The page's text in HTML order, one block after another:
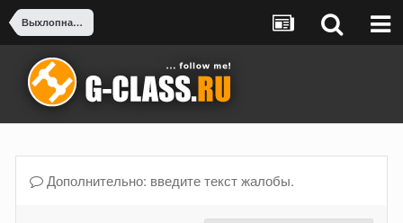
Выхлопная система
Дополнительно: введите текст жалобы.